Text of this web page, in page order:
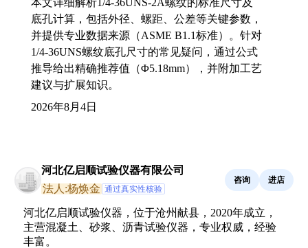
本文详细解析1/4-36UNS-2A螺纹的标准尺寸及
底孔计算，包括外径、螺距、公差等关键参数，
并提供专业数据来源（ASME B1.1标准）。针对
1/4-36UNS螺纹底孔尺寸的常见疑问，通过公式
推导给出精确推荐值（Φ5.18mm），并附加工艺
建议与扩展知识。
2026年8月4日
河北亿启顺试验仪器有限公司
法人:杨焕金 通过真实性核验
咨询 进店
河北亿启顺试验仪器，位于沧州献县，2020年成立，
主营混凝土、砂浆、沥青试验仪器，专业权威，经验
丰富。